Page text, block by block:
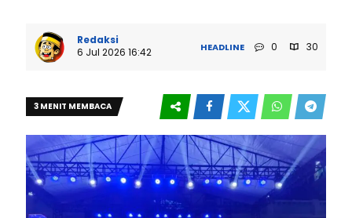
Redaksi
6 Jul 2026 16:42
HEADLINE 0 30
3 MENIT MEMBACA